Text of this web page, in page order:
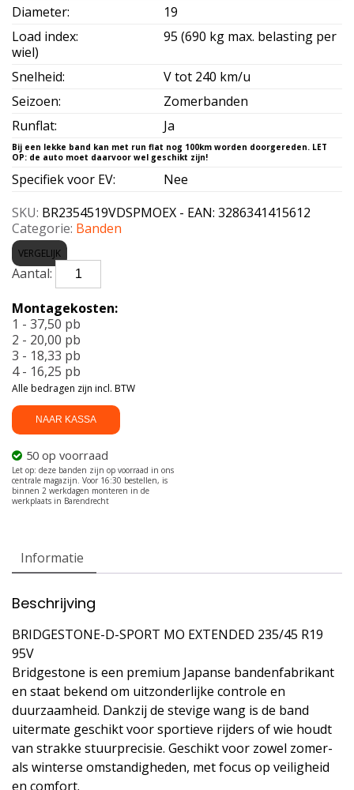
Diameter:
19
Load index:
95 (690 kg max. belasting per
wiel)
Snelheid:
V tot 240 km/u
Seizoen:
Zomerbanden
Runflat: Ja
Specifiek voor EV:
Nee
SKU: BR2354519VDSPMOEX - EAN: 3286341415612
Categorie: Banden
VERGELIJK
BRIDGESTONE-
MO
EXTENDED
235/45
R19
95V
aantal
NAAR KASSA
50 op voorraad
Montagekosten:
1 - 37,50 pb
2 - 20,00 pb
3 - 18,33 pb
4 - 16,25 pb
Alle bedragen zijn incl. BTW
Informatie
Beschrijving
BRIDGESTONE-D-SPORT MO EXTENDED 235/45 R19
95V
Bridgestone is een premium Japanse bandenfabrikant
en staat bekend om uitzonderlijke controle en
duurzaamheid. Dankzij de stevige wang is de band
uitermate geschikt voor sportieve rijders of wie houdt
van strakke stuurprecisie. Geschikt voor zowel zomer-
als winterse omstandigheden, met focus op veiligheid
en comfort.